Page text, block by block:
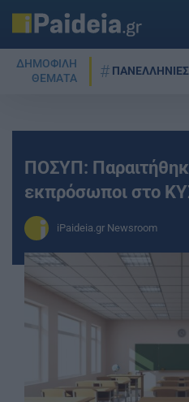
ΔΗΜΟΦΙΛΗ
ΘΕΜΑΤΑ
ΠΟΣΥΠ:
εκπρόσωποι στο
iPaideia.gr Newsroom